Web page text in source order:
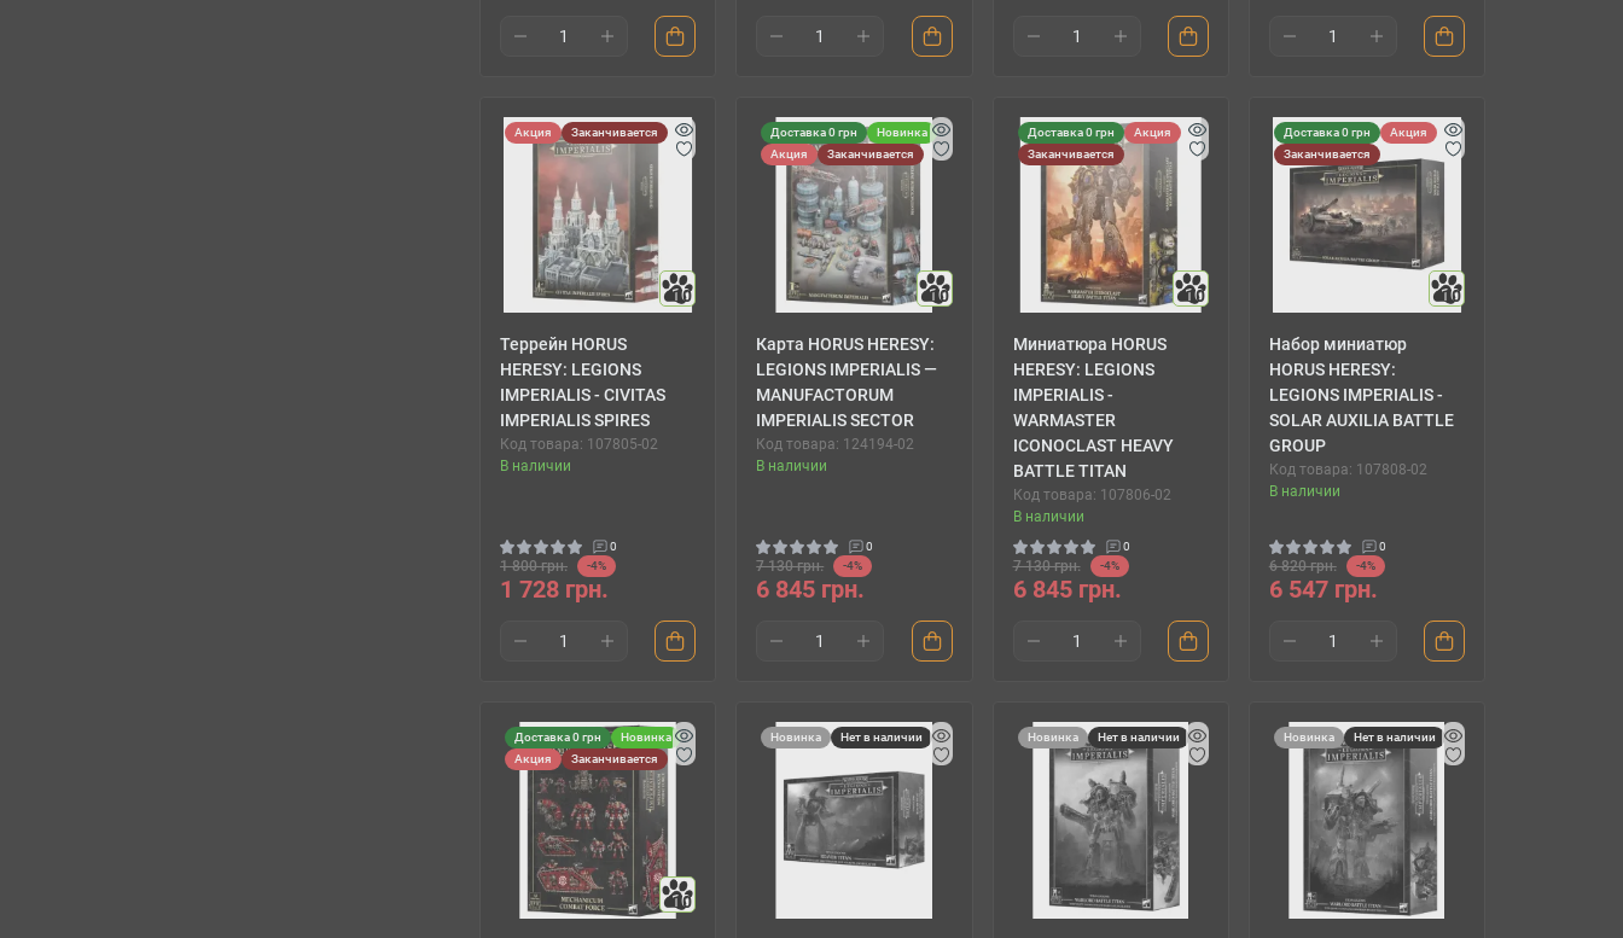
Акция Заканчивается
10
Террейн HORUS
HERESY: LEGIONS
IMPERIALIS - CIVITAS
IMPERIALIS SPIRES
Код товара: 107805-02
В наличии
0
1 800 грн. -4%
1 728 грн.
Доставка 0 грн
Новинка
Акция
Заканчивается
10
Карта HORUS HERESY:
LEGIONS IMPERIALIS —
MANUFACTORUM
IMPERIALIS SECTOR
Код товара: 124194-02
В наличии
0
7 130 грн. -4%
6 845 грн.
Доставка 0 грн
Акция
Заканчивается
10
Миниатюра HORUS
HERESY: LEGIONS
IMPERIALIS -
WARMASTER
ICONOCLAST HEAVY
BATTLE TITAN
Код товара: 107806-02
В наличии
0
7 130 грн. -4%
6 845 грн.
Доставка 0 грн
Акция
Заканчивается
10
Набор миниатюр
HORUS HERESY:
LEGIONS IMPERIALIS -
SOLAR AUXILIA BATTLE
GROUP
Код товара: 107808-02
В наличии
0
6 820 грн. -4%
6 547 грн.
Доставка 0 грн
Новинка
Акция
Заканчивается
10
Новинка Нет в наличии Новинка Нет в наличии Новинка Нет в наличии